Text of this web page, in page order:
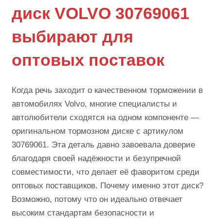
диск VOLVO 30769061
выбирают для
оптовых поставок
Когда речь заходит о качественном торможении в
автомобилях Volvo, многие специалисты и
автолюбители сходятся на одном компоненте —
оригинальном тормозном диске с артикулом
30769061. Эта деталь давно завоевала доверие
благодаря своей надёжности и безупречной
совместимости, что делает её фаворитом среди
оптовых поставщиков. Почему именно этот диск?
Возможно, потому что он идеально отвечает
высоким стандартам безопасности и